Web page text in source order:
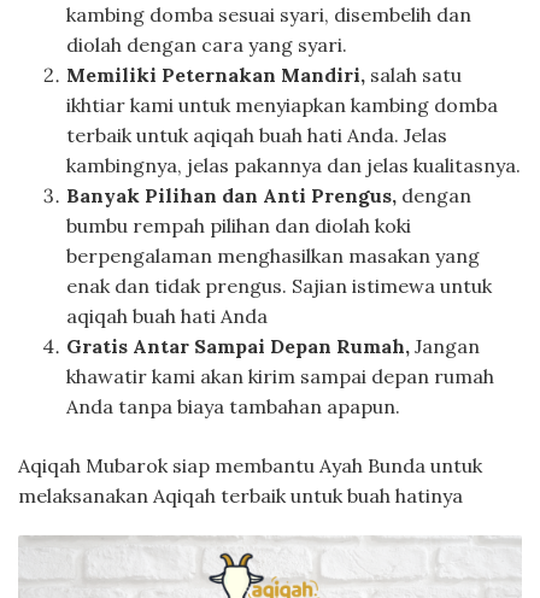
kambing domba sesuai syari, disembelih dan
diolah dengan cara yang syari.
Memiliki Peternakan Mandiri, salah satu
ikhtiar kami untuk menyiapkan kambing domba
terbaik untuk aqiqah buah hati Anda. Jelas
kambingnya, jelas pakannya dan jelas kualitasnya.
Banyak Pilihan dan Anti Prengus, dengan
bumbu rempah pilihan dan diolah koki
berpengalaman menghasilkan masakan yang
enak dan tidak prengus. Sajian istimewa untuk
aqiqah buah hati Anda
Gratis Antar Sampai Depan Rumah, Jangan
khawatir kami akan kirim sampai depan rumah
Anda tanpa biaya tambahan apapun.
Aqiqah Mubarok siap membantu Ayah Bunda untuk
melaksanakan Aqiqah terbaik untuk buah hatinya